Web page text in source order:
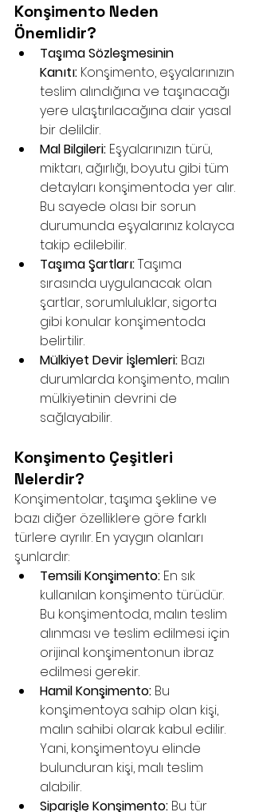
Konşimento Neden
Önemlidir?
Taşıma Sözleşmesinin
Kanıtı: Konşimento, eşyalarınızın
teslim alındığına ve taşınacağı
yere ulaştırılacağına dair yasal
bir delildir.
Mal Bilgileri: Eşyalarınızın türü,
miktarı, ağırlığı, boyutu gibi tüm
detayları konşimentoda yer alır.
Bu sayede olası bir sorun
durumunda eşyalarınız kolayca
takip edilebilir.
Taşıma Şartları: Taşıma
sırasında uygulanacak olan
şartlar, sorumluluklar, sigorta
gibi konular konşimentoda
belirtilir.
Mülkiyet Devir İşlemleri: Bazı
durumlarda konşimento, malın
mülkiyetinin devrini de
sağlayabilir.
Konşimento Çeşitleri
Nelerdir?
Konşimentolar, taşıma şekline ve
bazı diğer özelliklere göre farklı
türlere ayrılır. En yaygın olanları
şunlardır:
Temsili Konşimento: En sık
kullanılan konşimento türüdür.
Bu konşimentoda, malın teslim
alınması ve teslim edilmesi için
orijinal konşimentonun ibraz
edilmesi gerekir.
Hamil Konşimento: Bu
konşimentoya sahip olan kişi,
malın sahibi olarak kabul edilir.
Yani, konşimentoyu elinde
bulunduran kişi, malı teslim
alabilir.
Siparişle Konşimento: Bu tür